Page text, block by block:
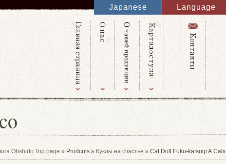
Japanese Language
English
French
Italy
Spanish
Germany
Chinese
Russian
Taiwanese
Korean
Ohshido Top page » Prodcuts » Куклы на счастье » Cat Doll Fuku-katsugi